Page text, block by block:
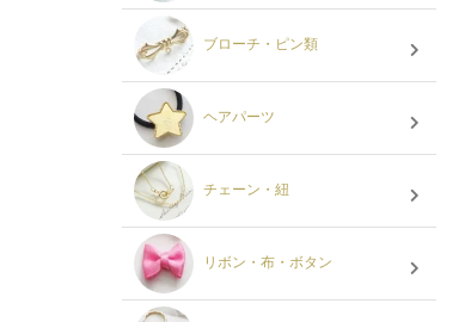
ブローチ・ピン類
ヘアパーツ
チェーン・紐
リボン・布・ボタン